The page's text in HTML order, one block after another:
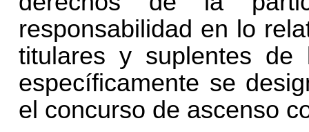
responsabilidad en lo
titulares y suplentes de
específicamente se
el concurso de ascenso